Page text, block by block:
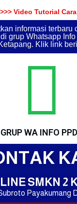
Video Tutorial
informasi terbaru
grup Whatsapp
Klik link
GRUP WA INFO
SMKN 2
Payakumang